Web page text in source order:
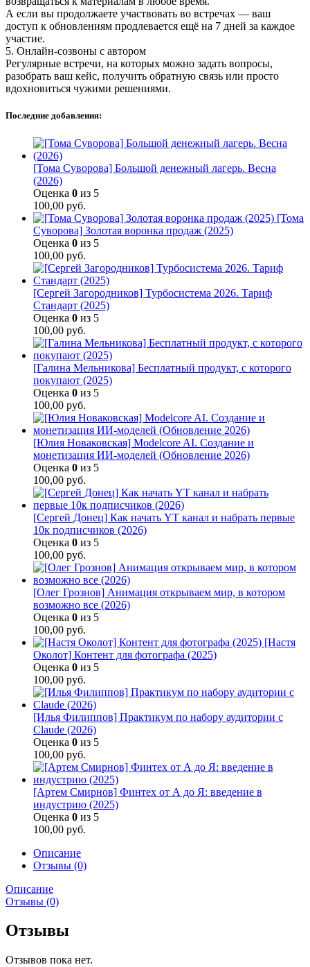
А если вы продолжаете участвовать во встречах — ваш
доступ к обновлениям продлевается ещё на 7 дней за каждое
участие.
5. Онлайн-созвоны с автором
Регулярные встречи, на которых можно задать вопросы,
разобрать ваш кейс, получить обратную связь или просто
вдохновиться чужими решениями.
Последние добавления:
[Тома Суворова] Большой денежный лагерь. Весна
(2026)
Оценка 0 из 5
100,00 руб.
[Тома
Суворова] Золотая воронка продаж (2025)
Оценка 0 из 5
100,00 руб.
[Сергей Загородников] Турбосистема 2026. Тариф
Стандарт (2025)
Оценка 0 из 5
100,00 руб.
[Галина Мельникова] Бесплатный продукт, с которого
покупают (2025)
Оценка 0 из 5
100,00 руб.
[Юлия Новаковская] Modelcore AI. Создание и
монетизация ИИ-моделей (Обновление 2026)
Оценка 0 из 5
100,00 руб.
[Сергей Донец] Как начать YT канал и набрать первые
10к подписчиков (2026)
Оценка 0 из 5
100,00 руб.
[Олег Грознов] Анимация открываем мир, в котором
возможно все (2026)
Оценка 0 из 5
100,00 руб.
[Настя
Околот] Контент для фотографа (2025)
Оценка 0 из 5
100,00 руб.
[Илья Филиппов] Практикум по набору аудитории с
Claude (2026)
Оценка 0 из 5
100,00 руб.
[Артем Смирнов] Финтех от А до Я: введение в
индустрию (2025)
Оценка 0 из 5
100,00 руб.
Описание
Отзывы (0)
Описание
Отзывы (0)
Отзывы
Отзывов пока нет.